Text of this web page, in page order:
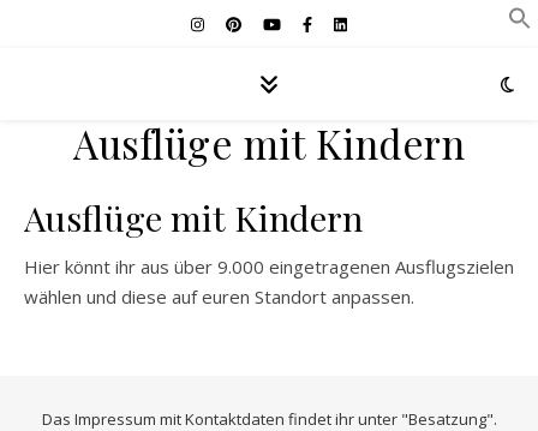
Ausflüge mit Kindern
Ausflüge mit Kindern
Hier könnt ihr aus über 9.000 eingetragenen Ausflugszielen
wählen und diese auf euren Standort anpassen.
Das Impressum mit Kontaktdaten findet ihr unter "Besatzung".